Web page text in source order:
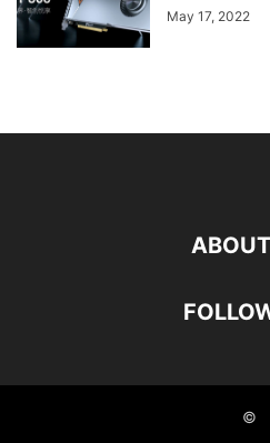
May 17, 2022
©